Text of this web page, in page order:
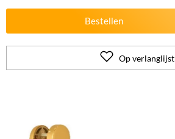
Bestellen
Op verlanglijst